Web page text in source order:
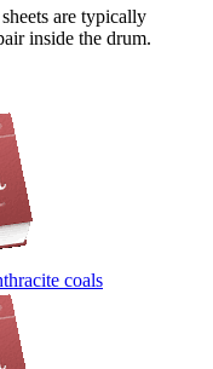
are typically
inside the drum.
coals